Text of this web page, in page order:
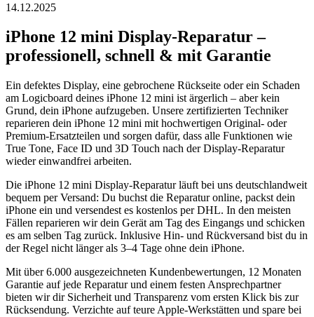
14.12.2025
iPhone 12 mini Display-Reparatur–
professionell, schnell & mit Garantie
Ein defektes Display, eine gebrochene Rückseite oder ein Schaden
am Logicboard deines iPhone 12 mini ist ärgerlich – aber kein
Grund, dein iPhone aufzugeben. Unsere zertifizierten Techniker
reparieren dein iPhone 12 mini mit hochwertigen Original- oder
Premium-Ersatzteilen und sorgen dafür, dass alle Funktionen wie
True Tone, Face ID und 3D Touch nach derDisplay-Reparatur
wieder einwandfrei arbeiten.
Die iPhone 12 mini Display-Reparaturläuft bei uns deutschlandweit
bequem per Versand: Du buchst die Reparatur online, packst dein
iPhone ein und versendest es kostenlos per DHL. In den meisten
Fällen reparieren wir dein Gerät am Tag des Eingangs und schicken
es am selben Tag zurück. Inklusive Hin- und Rückversand bist du in
der Regel nicht länger als 3–4 Tage ohne dein iPhone.
Mit über 6.000 ausgezeichneten Kundenbewertungen, 12 Monaten
Garantie auf jede Reparatur und einem festen Ansprechpartner
bieten wir dir Sicherheit und Transparenz vom ersten Klick bis zur
Rücksendung. Verzichte auf teure Apple-Werkstätten und spare bei